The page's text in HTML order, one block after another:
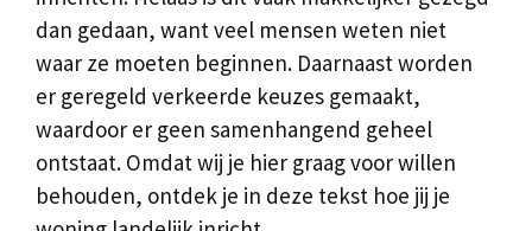
dan gedaan, want veel mensen weten niet
waar ze moeten beginnen. Daarnaast worden
er geregeld verkeerde keuzes gemaakt,
waardoor er geen samenhangend geheel
ontstaat. Omdat wij je hier graag voor willen
behouden, ontdek je in deze tekst hoe jij je